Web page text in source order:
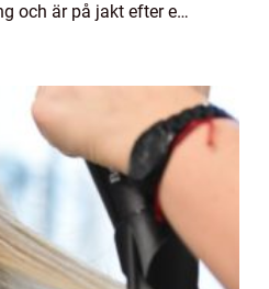
och är på jakt efter en